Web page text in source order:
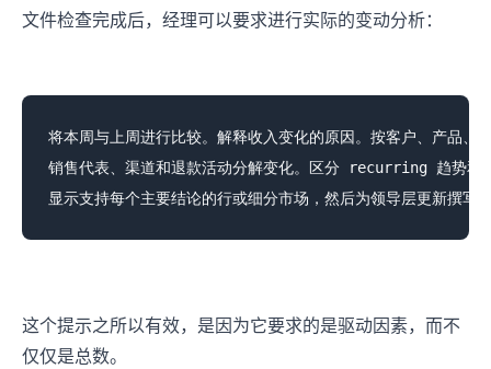
文件检查完成后，经理可以要求进行实际的变动分析：
将本周与上周进行比较。解释收入变化的原因。按客户、产品、
销售代表、渠道和退款活动分解变化。区分 recurring 趋势和
这个提示之所以有效，是因为它要求的是驱动因素，而不
仅仅是总数。